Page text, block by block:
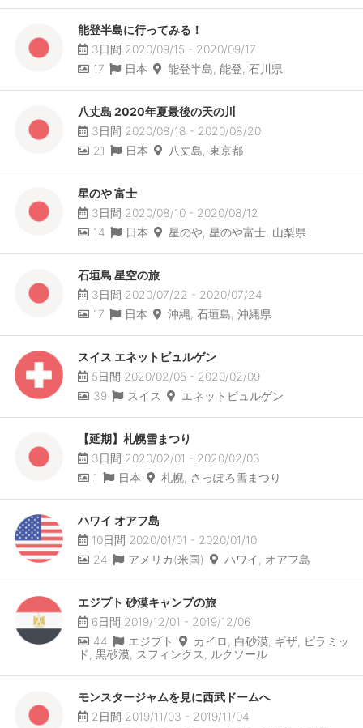
能登半島に行ってみる！
3日間 2020/09/15 - 2020/09/17
17
日本 能登半島, 能登, 石川県
八丈島 2020年夏最後の天の川
3日間 2020/08/18 - 2020/08/20
21
日本 八丈島, 東京都
星のや 富士
3日間 2020/08/10 - 2020/08/12
14
日本 星のや, 星のや富士, 山梨県
石垣島 星空の旅
3日間 2020/07/22 - 2020/07/24
17
日本 沖縄, 石垣島, 沖縄県
スイス エネットビュルゲン
5日間 2020/02/05 - 2020/02/09
39
スイス エネットビュルゲン
【延期】札幌雪まつり
3日間 2020/02/01 - 2020/02/03
1
日本 札幌, さっぽろ雪まつり
ハワイ オアフ島
10日間 2020/01/01 - 2020/01/10
24
アメリカ(米国) ハワイ, オアフ島
エジプト 砂漠キャンプの旅
6日間 2019/12/01 - 2019/12/06
44
エジプト
カイロ, 白砂漠, ギザ, ピラミッ
ド, 黒砂漠, スフィンクス, ルクソール
モンスタージャムを見に西武ドームへ
2日間 2019/11/03 - 2019/11/04